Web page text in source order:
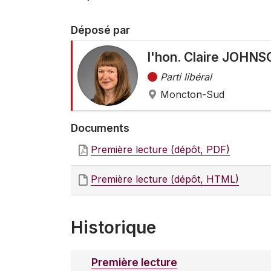
Déposé par
l'hon. Claire
Parti libéral
Moncton-Sud
Documents
Première lecture (dépôt, PDF)
Première lecture (dépôt, HTML)
Historique
Première lecture